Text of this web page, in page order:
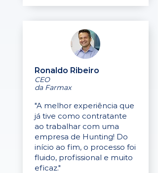
Ronaldo Ribeiro
CEO
da Farmax
"A melhor experiência que
já tive como contratante
ao trabalhar com uma
empresa de Hunting! Do
início ao fim, o processo foi
fluido, profissional e muito
eficaz."